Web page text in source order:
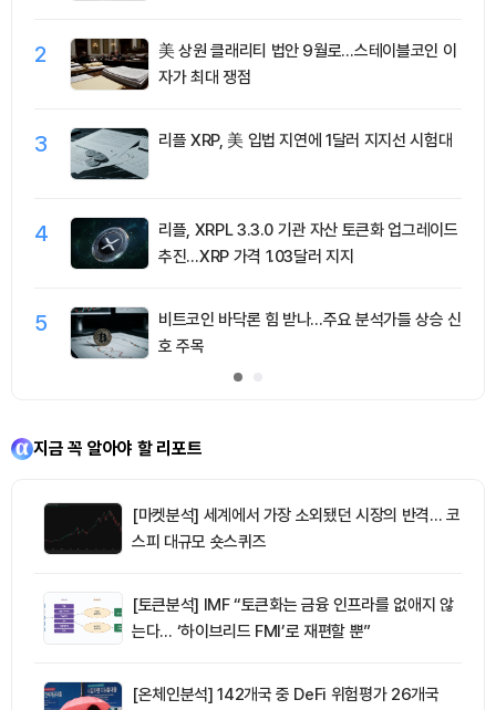
2
美 상원 클래리티 법안 9월로…스테이블코인 이
자가 최대 쟁점
3 리플 XRP, 美 입법 지연에 1달러 지지선 시험대
4
리플, XRPL 3.3.0 기관 자산 토큰화 업그레이드
추진…XRP 가격 1.03달러 지지
5
비트코인 바닥론 힘 받나…주요 분석가들 상승 신
호 주목
지금 꼭 알아야 할 리포트
[마켓분석] 세계에서 가장 소외됐던 시장의 반격… 코
스피 대규모 숏스퀴즈
[토큰분석] IMF “토큰화는 금융 인프라를 없애지 않
는다… ‘하이브리드 FMI’로 재편할 뿐”
[온체인분석] 142개국 중 DeFi 위험평가 26개국